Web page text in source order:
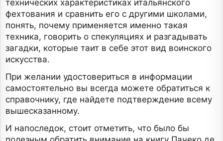
технических характеристиках итальянского
фехтования и сравнить его с другими школами,
понять, почему применяется именно такая
техника, говорить о спекуляциях и разгадывать
загадки, которые таит в себе этот вид воинского
искусства.
При желании удостовериться в информации
самостоятельно вы всегда можете обратиться к
справочнику, где найдете подтверждение всему
вышесказанному.
И напоследок, стоит отметить, что было бы